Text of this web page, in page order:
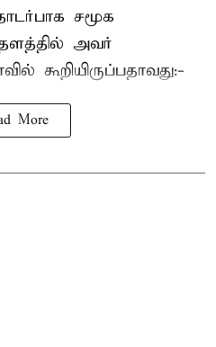
சமூக
அவர்
கூறியிருப்பதாவது:-
More